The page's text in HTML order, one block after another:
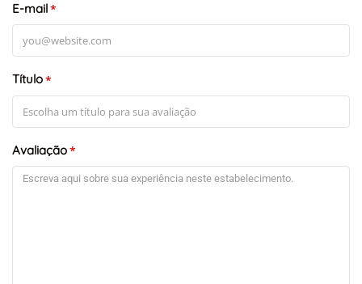
+ -
E-mail*
Título*
Avaliação*